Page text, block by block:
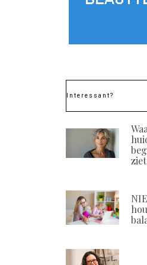
Interessant?
ziet